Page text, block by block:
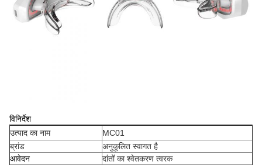
विनिर्देश
उत्पाद का नाम
MC01
ब्रांड
अनुकूलित स्वागत है
आवेदन
दांतों का श्वेतकरण त्वरक